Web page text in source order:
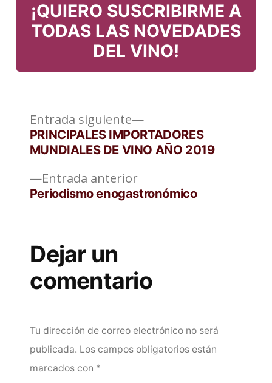
¡QUIERO SUSCRIBIRME A
TODAS LAS NOVEDADES
DEL VINO!
Navegación
de
entradas
Entrada anteriorEntrada
anterior:
Periodismo enogastronómico
Entrada siguiente
Entrada
siguiente:
PRINCIPALES IMPORTADORES
MUNDIALES DE VINO AÑO 2019
Dejar un
comentario
Tu dirección de correo electrónico no será
publicada. Los campos obligatorios están
marcados con *